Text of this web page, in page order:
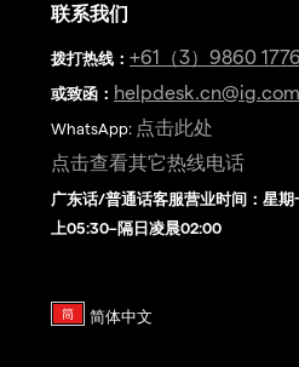
联系我们
拨打热线 ： +61（3）9860 1776
或致函： helpdesk.cn@ig.com
WhatsApp: 点击此处
点击查看其它热线电话
广东话/普通话客服营业时间：星
上05:30–隔日凌晨02:00